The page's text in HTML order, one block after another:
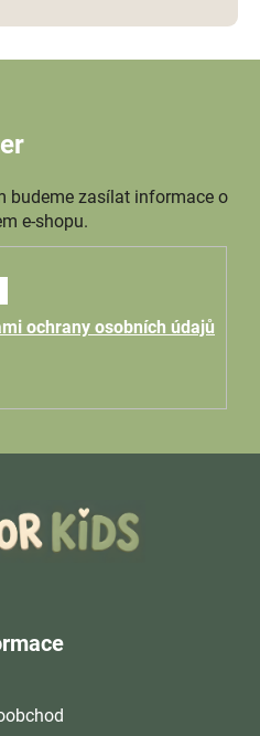
budeme zasílat informace o
e-shopu.
ochrany osobních údajů